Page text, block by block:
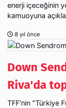
enerji içeceğinin
kamuoyuna
8 yıl önce
Down
Riva'da
TFF'nin "Türkiye